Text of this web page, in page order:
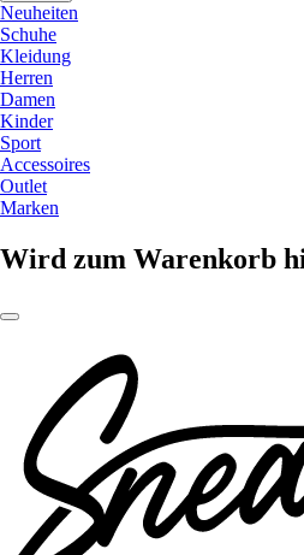
Neuheiten
Schuhe
Kleidung
Herren
Damen
Kinder
Sport
Accessoires
Outlet
Marken
Wird zum Warenkorb